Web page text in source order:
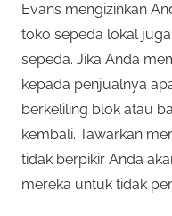
Evans mengizinkan
toko sepeda lokal
sepeda. Jika Anda
kepada penjualnya
berkeliling blok atau
kembali. Tawarkan
tidak berpikir Anda
mereka untuk tidak